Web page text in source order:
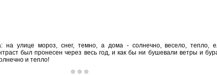
на улице мороз, снег, темно, а дома - солнечно, весело, тепло,
был пронесен через весь год, и как бы ни бушевали ветры и
и тепло!